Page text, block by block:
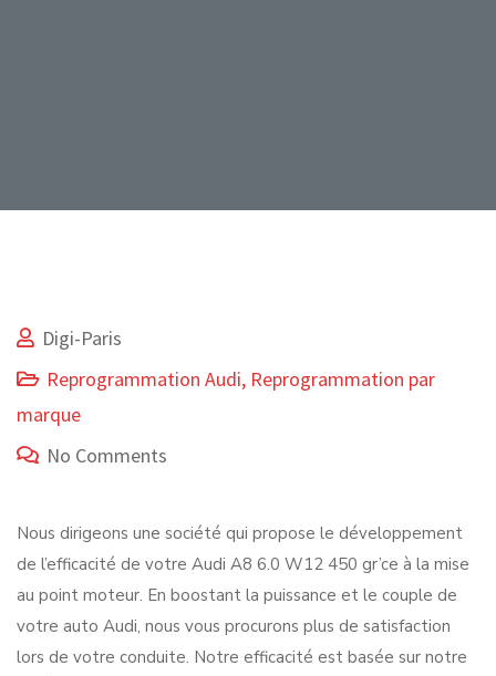
Digi-Paris
Reprogrammation Audi, Reprogrammation par
marque
No Comments
Nous dirigeons une société qui propose le développement
de l’efficacité de votre Audi A8 6.0 W12 450 gr’ce à la mise
au point moteur. En boostant la puissance et le couple de
votre auto Audi, nous vous procurons plus de satisfaction
lors de votre conduite. Notre efficacité est basée sur notre